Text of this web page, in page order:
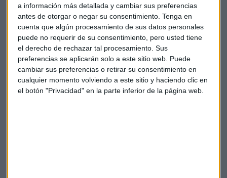
a información más detallada y cambiar sus preferencias
antes de otorgar o negar su consentimiento. Tenga en
cuenta que algún procesamiento de sus datos personales
puede no requerir de su consentimiento, pero usted tiene
el derecho de rechazar tal procesamiento. Sus
preferencias se aplicarán solo a este sitio web. Puede
cambiar sus preferencias o retirar su consentimiento en
cualquier momento volviendo a este sitio y haciendo clic en
el botón "Privacidad" en la parte inferior de la página web.
Suscríbete a nuestros boletines
Te enviaremos las noticias más importantes del día